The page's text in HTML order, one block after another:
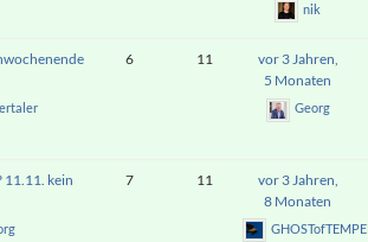
nik
6 11
vor 3 Jahren,
5 Monaten
Georg
11.11. kein
7 11
vor 3 Jahren,
8 Monaten